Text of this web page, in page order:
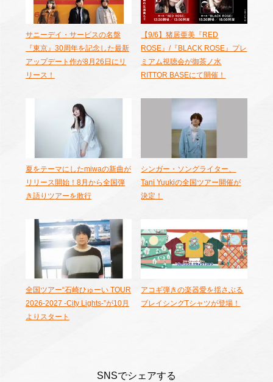
サニーデイ・サービスの名盤
『東京』30周年を記念した最新
アップデート作が8月26日にリ
リース！
【9/6】猪居亜美『RED
ROSE』/『BLACK ROSE』プレ
ミアム視聴会が御茶ノ水
RITTOR BASEにて開催！
夏をテーマにしたmiwaの新曲が
リリース開始！8月から全国弾
き語りツアーを敢行
シンガー・ソングライター、
Tani Yuukiの全国ツアー開催が
決定！
全国ツアー“石崎ひゅーい TOUR
2026-2027 -City Lights-”が10月
よりスタート
アコギ弾きの楽器愛を揺さぶる
ブレイシングTシャツが登場！
SNSでシェアする